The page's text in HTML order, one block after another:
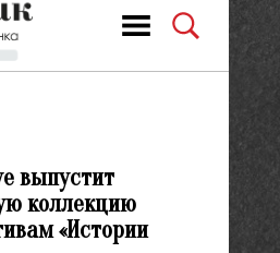
выпустит
коллекцию
«Истории